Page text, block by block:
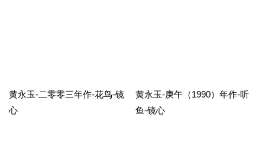
黄永玉-二零零三年作-花鸟-镜
心
黄永玉-庚午（1990）年作-听
鱼-镜心